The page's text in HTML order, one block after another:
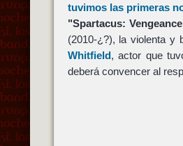
tuvimos las primeras
"Spartacus:
(2010-¿?), la violenta y
Whitfield, actor que
deberá convencer al